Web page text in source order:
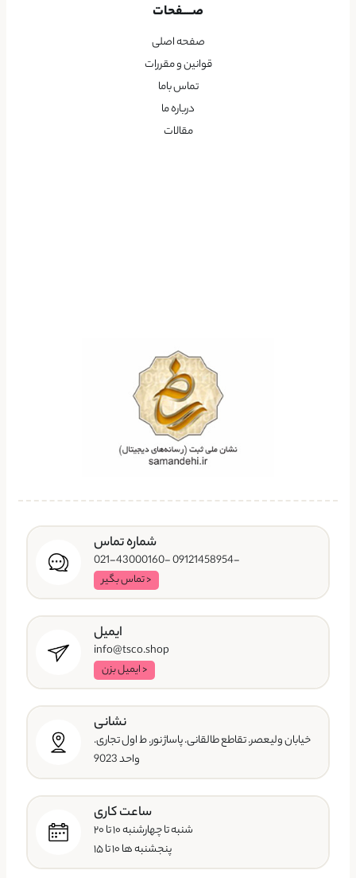
صــــفحات
صفحه اصلی
قوانین و مقررات
تماس باما
درباره ما
مقالات
شماره تماس
-09121458954 -021-43000160
< تماس بگیر
ایمیل
info@tsco.shop
< ایمیل بزن
نشانی
خیابان ولیعصر. تقاطع طالقانی. پاساژ نور. ط اول تجاری.
واحد 9023
ساعت کاری
شنبه تا چهارشنبه ۱۰ تا ۲۰
پنجشنبه ها ۱۰ تا ۱۵